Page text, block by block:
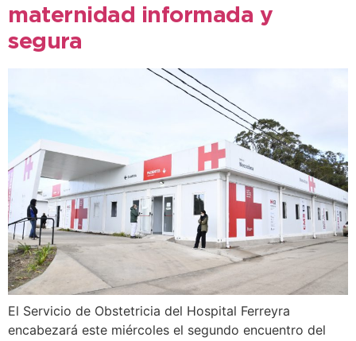
maternidad informada y
segura
El Servicio de Obstetricia del Hospital Ferreyra
encabezará este miércoles el segundo encuentro del